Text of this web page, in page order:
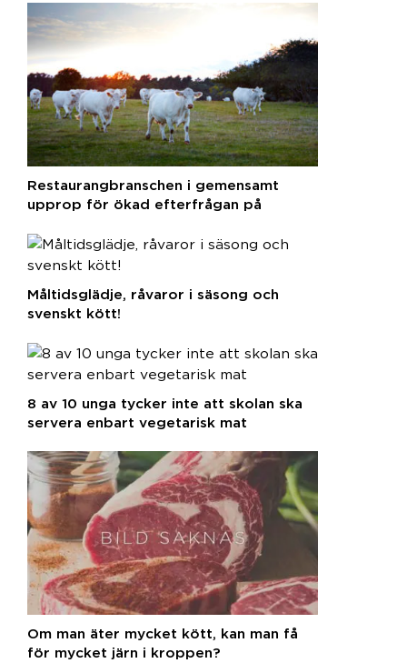
Restaurangbranschen i gemensamt
upprop för ökad efterfrågan på
Måltidsglädje, råvaror i säsong och
svenskt kött!
8 av 10 unga tycker inte att skolan ska
servera enbart vegetarisk mat
Om man äter mycket kött, kan man få
för mycket järn i kroppen?